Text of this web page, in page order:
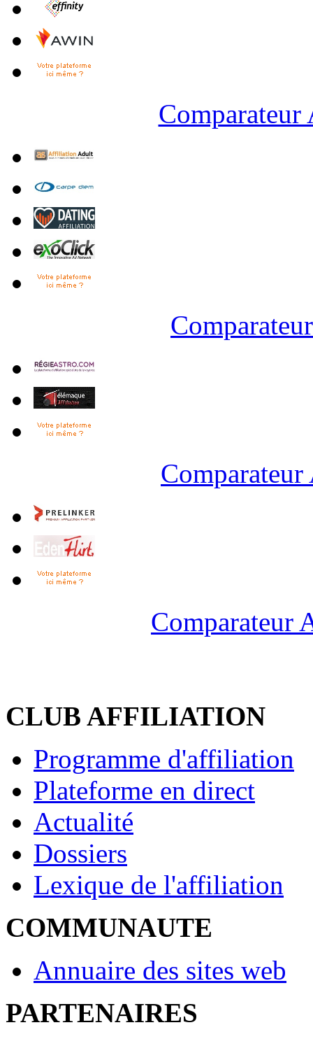
Comparateur
CLUB AFFILIATION
Programme d'affiliation
Plateforme en direct
Actualité
Dossiers
Lexique de l'affiliation
COMMUNAUTE
Annuaire des sites web
PARTENAIRES